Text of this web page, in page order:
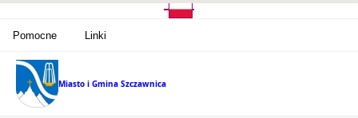
Pomocne Linki
Miasto i Gmina Szczawnica